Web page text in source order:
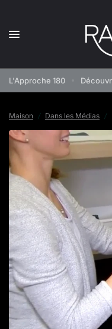
L'Approche 180
Maison / Dans les Médias /